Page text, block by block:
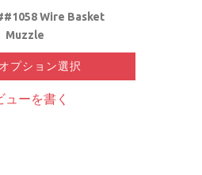
Wire Basket
Muzzle
オプション選択
ューを書く